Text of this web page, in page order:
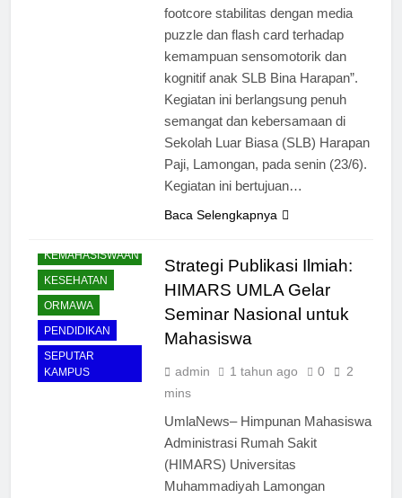
footcore stabilitas dengan media
puzzle dan flash card terhadap
kemampuan sensomotorik dan
kognitif anak SLB Bina Harapan”.
Kegiatan ini berlangsung penuh
semangat dan kebersamaan di
Sekolah Luar Biasa (SLB) Harapan
Paji, Lamongan, pada senin (23/6).
Kegiatan ini bertujuan…
Baca Selengkapnya
KEMAHASISWAAN
KESEHATAN
ORMAWA
PENDIDIKAN
SEPUTAR
KAMPUS
Strategi Publikasi Ilmiah:
HIMARS UMLA Gelar
Seminar Nasional untuk
Mahasiswa
admin 1 tahun ago 0
2
mins
UmlaNews– Himpunan Mahasiswa
Administrasi Rumah Sakit
(HIMARS) Universitas
Muhammadiyah Lamongan